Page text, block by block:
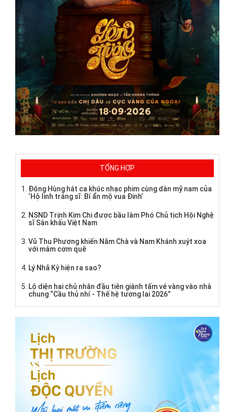
TỔNG HỢP
Đông Hùng hát ca khúc nhạc phim cùng dàn mỹ nam của
‘Hộ linh tráng sĩ: Bí ẩn mộ vua Đinh’
NSND Trịnh Kim Chi được bầu làm Phó Chủ tịch Hội Nghệ
sĩ Sân khấu Việt Nam
Vũ Thu Phương khiến Năm Chà và Nam Khánh xuýt xoa
với mâm cơm quê
Lý Nhã Kỳ hiện ra sao?
Lộ diện hai chủ nhân đầu tiên giành tấm vé vàng vào nhà
chung “Cầu thủ nhí - Thế hệ tương lai 2026”